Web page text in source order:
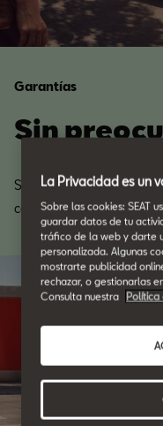
Garantías
Sin
Sea cual sea tu destino,
conducir tu SEAT sin
La Privacidad es un
Sobre las cookies: SEAT
guardar datos de tu
tráfico de la web y darte
personalizada. Algunas
mostrarte publicidad
rechazar, o gestionarlas
Consulta nuestra
Política